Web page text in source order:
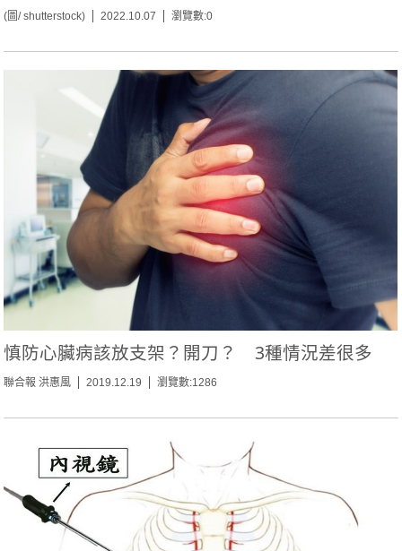
(圖/ shutterstock) 2022.10.07 瀏覽數:0
慎防心臟病該放支架？開刀？ 3種情況差很多
聯合報 洪惠風 2019.12.19 瀏覽數:1286